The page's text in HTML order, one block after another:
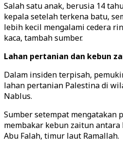
Salah satu anak, berusia 14
kepala setelah terkena batu,
lebih kecil mengalami cedera
kaca, tambah sumber.
Lahan pertanian dan kebun
Dalam insiden terpisah,
lahan pertanian Palestina di
Nablus.
Sumber setempat mengatakan
membakar kebun zaitun antara
Abu Falah, timur laut Ramallah.